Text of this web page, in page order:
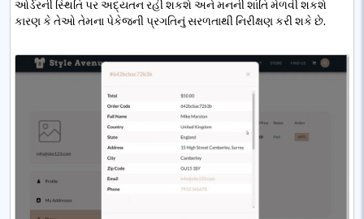
ઓર્ડરની સ્થિતિ પર અદ્યતન રહી શકશે અને મનની શાંતિ મેળવી શકશે
કારણ કે તેઓ તેમના પેકેજની પ્રગતિનું સરળતાથી નિરીક્ષણ કરી શકે છે.